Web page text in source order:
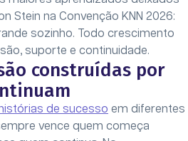
Stein na Convenção KNN 2026:
sozinho. Todo crescimento
suporte e continuidade.
construídas por
histórias de sucesso em diferentes
vence quem começa